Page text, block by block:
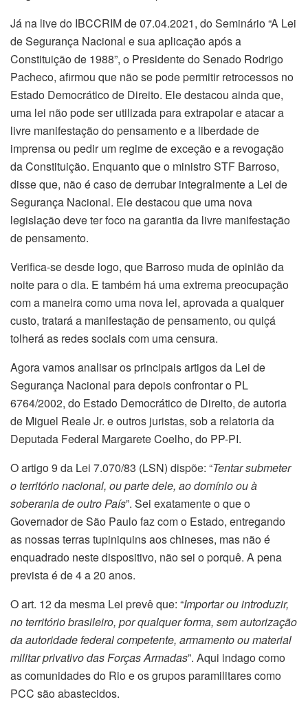
Já na live do IBCCRIM de 07.04.2021, do Seminário “A Lei
de Segurança Nacional e sua aplicação após a
Constituição de 1988”, o Presidente do Senado Rodrigo
Pacheco, afirmou que não se pode permitir retrocessos no
Estado Democrático de Direito. Ele destacou ainda que,
uma lei não pode ser utilizada para extrapolar e atacar a
livre manifestação do pensamento e a liberdade de
imprensa ou pedir um regime de exceção e a revogação
da Constituição. Enquanto que o ministro STF Barroso,
disse que, não é caso de derrubar integralmente a Lei de
Segurança Nacional. Ele destacou que uma nova
legislação deve ter foco na garantia da livre manifestação
de pensamento.
Verifica-se desde logo, que Barroso muda de opinião da
noite para o dia. E também há uma extrema preocupação
com a maneira como uma nova lei, aprovada a qualquer
custo, tratará a manifestação de pensamento, ou quiçá
tolherá as redes sociais com uma censura.
Agora vamos analisar os principais artigos da Lei de
Segurança Nacional para depois confrontar o PL
6764/2002, do Estado Democrático de Direito, de autoria
de Miguel Reale Jr. e outros juristas, sob a relatoria da
Deputada Federal Margarete Coelho, do PP-PI.
O artigo 9 da Lei 7.070/83 (LSN) dispõe: “Tentar submeter
o território nacional, ou parte dele, ao domínio ou à
soberania de outro País”. Sei exatamente o que o
Governador de São Paulo faz com o Estado, entregando
as nossas terras tupiniquins aos chineses, mas não é
enquadrado neste dispositivo, não sei o porquê. A pena
prevista é de 4 a 20 anos.
O art. 12 da mesma Lei prevê que: “Importar ou introduzir,
no território brasileiro, por qualquer forma, sem autorização
da autoridade federal competente, armamento ou material
militar privativo das Forças Armadas”. Aqui indago como
as comunidades do Rio e os grupos paramilitares como
PCC são abastecidos.